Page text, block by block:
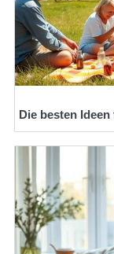
Die besten